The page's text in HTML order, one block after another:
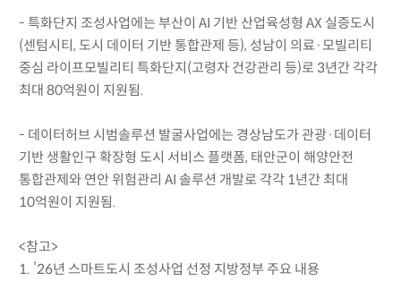
- 특화단지 조성사업에는 부산이 AI 기반 산업육성형 AX 실증도시
(센텀시티, 도시 데이터 기반 통합관제 등), 성남이 의료·모빌리티
중심 라이프모빌리티 특화단지(고령자 건강관리 등)로 3년간 각각
최대 80억원이 지원됨.
- 데이터허브 시범솔루션 발굴사업에는 경상남도가 관광·데이터
기반 생활인구 확장형 도시 서비스 플랫폼, 태안군이 해양안전
통합관제와 연안 위험관리 AI 솔루션 개발로 각각 1년간 최대
10억원이 지원됨.
<참고>
1. ’26년 스마트도시 조성사업 선정 지방정부 주요 내용